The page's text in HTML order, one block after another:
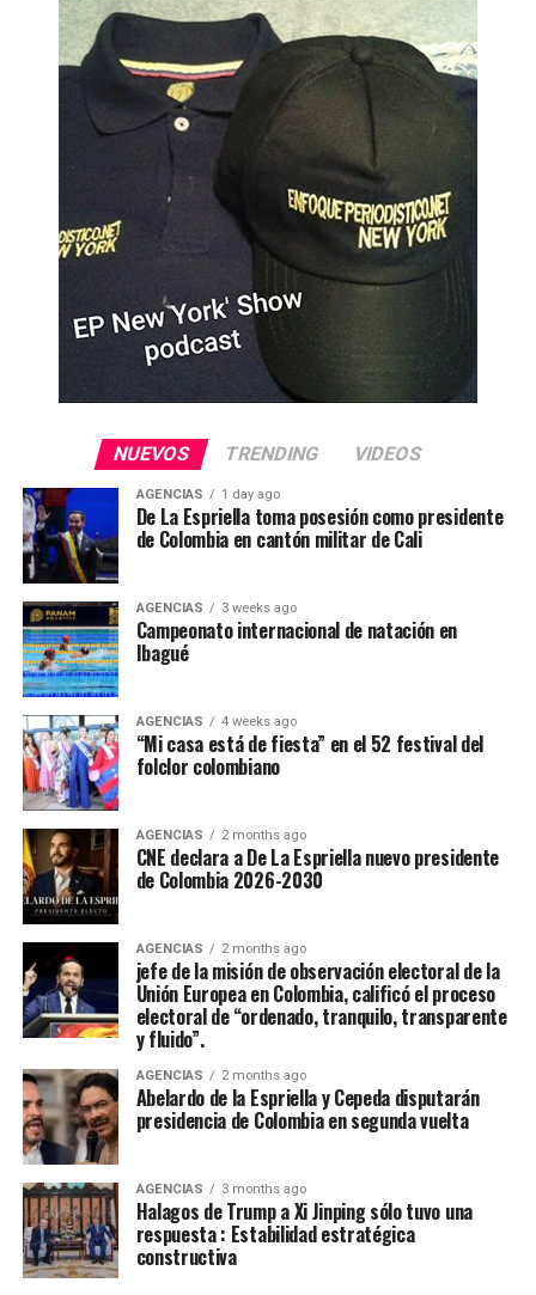
NUEVOS TRENDING VIDEOS
AGENCIAS 1 day ago
De La Espriella toma posesión como presidente
de Colombia en cantón militar de Cali
AGENCIAS 3 weeks ago
Campeonato internacional de natación en
Ibagué
AGENCIAS 4 weeks ago
“Mi casa está de fiesta” en el 52 festival del
folclor colombiano
AGENCIAS 2 months ago
CNE declara a De La Espriella nuevo presidente
de Colombia 2026-2030
AGENCIAS 2 months ago
jefe de la misión de observación electoral de la
Unión Europea en Colombia, calificó el proceso
electoral de “ordenado, tranquilo, transparente
y fluido”.
AGENCIAS 2 months ago
Abelardo de la Espriella y Cepeda disputarán
presidencia de Colombia en segunda vuelta
AGENCIAS 3 months ago
Halagos de Trump a Xi Jinping sólo tuvo una
respuesta : Estabilidad estratégica
constructiva